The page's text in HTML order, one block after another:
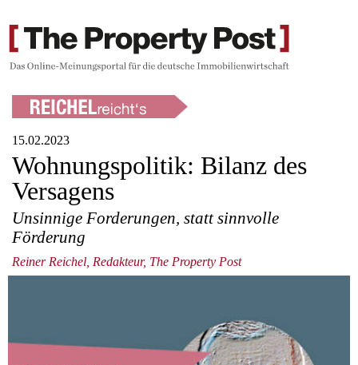
15.02.2023
Wohnungspolitik: Bilanz des
Versagens
Unsinnige Forderungen, statt sinnvolle
Förderung
Reiner Reichel, Redakteur, The Property Post